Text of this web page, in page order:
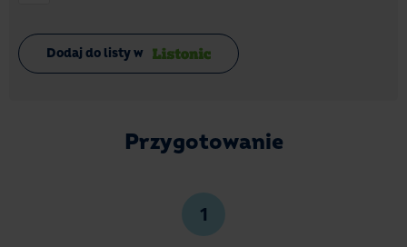
Dodaj do listy w
Przygotowanie